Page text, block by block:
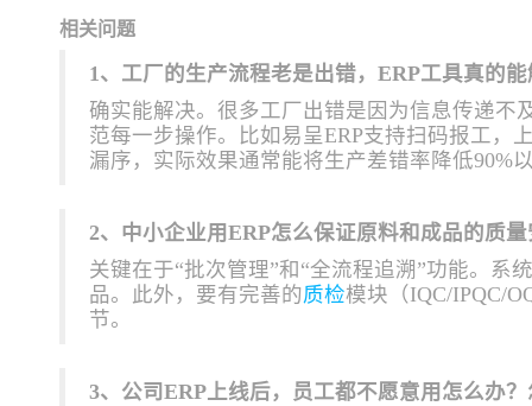
相关问题
1、工厂的生产流程老是出错，ERP工具真的
确实能解决。很多工厂出错是因为信息传递不
范每一步操作。比如易呈ERP支持扫码报工，
漏序，实际效果通常能将生产差错率降低90%
2、中小企业用ERP怎么保证原料和成品的质
关键在于“批次管理”和“全流程追溯”功能。
品。此外，要有完善的质检模块（IQC/IPQC/
节。
3、公司ERP上线后，员工都不愿意用怎么办